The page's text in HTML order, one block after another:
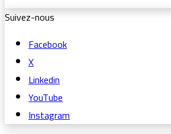
Suivez-nous
Facebook
X
Linkedin
YouTube
Instagram